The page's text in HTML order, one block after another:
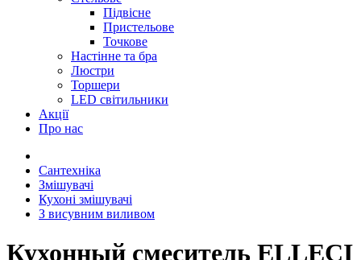
Підвісне
Пристельове
Точкове
Настінне та бра
Люстри
Торшери
LED світильники
Акції
Про нас
Сантехніка
Змішувачі
Кухоні змішувачі
З висувним виливом
Кухонный смеситель ELLECI